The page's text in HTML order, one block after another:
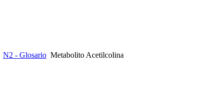
N2 - Glosario Metabolito Acetilcolina